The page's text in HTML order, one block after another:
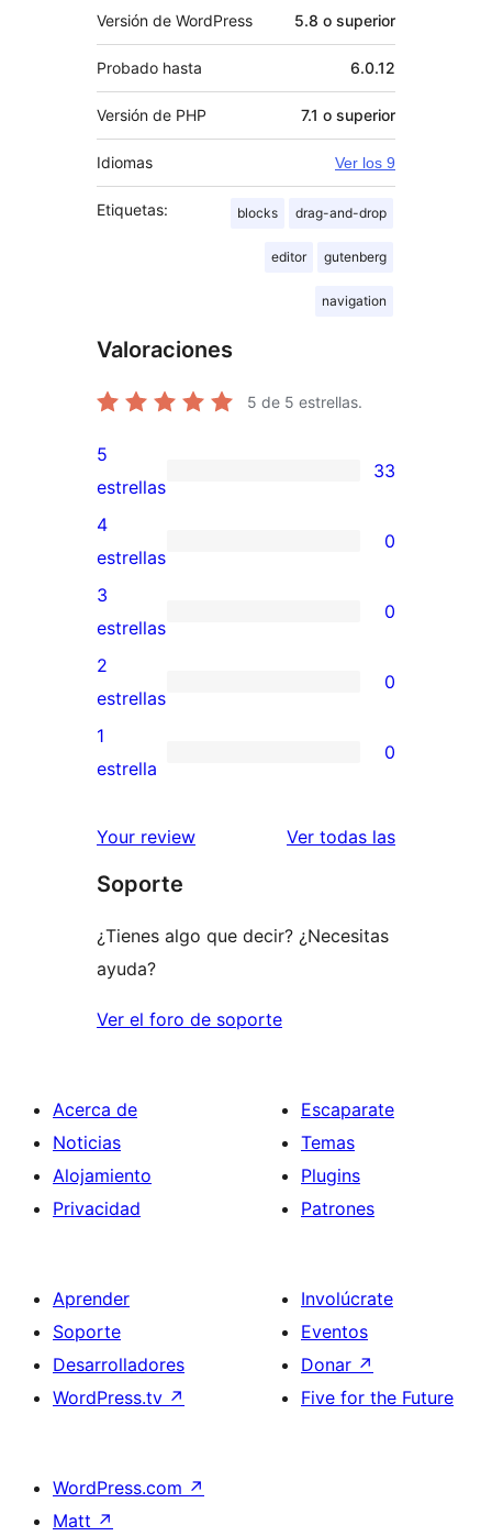
Versión de WordPress 5.8 o superior
Probado hasta 6.0.12
Versión de PHP 7.1 o superior
Idiomas Ver los 9
Etiquetas: blocks drag-and-drop
editor gutenberg
navigation
Valoraciones
5 de 5 estrellas.
33
valoraciones
de
5
estrellas
5
estrellas
33
0
valoraciones
de
4
estrellas
4
estrellas
0
0
valoraciones
de
3
estrellas
3
estrellas
0
0
valoraciones
de
estrellas
2
estrellas
0
0
de
estrellas
1
estrella
0
Your review Ver todas las
Soporte
¿Tienes algo que decir? ¿Necesitas
ayuda?
Ver el foro de soporte
Acerca de
Noticias
Alojamiento
Privacidad
Escaparate
Temas
Plugins
Patrones
Aprender
Soporte
Desarrolladores
WordPress.tv ↗
Involúcrate
Eventos
Donar ↗
Five for the Future
WordPress.com ↗
Matt ↗